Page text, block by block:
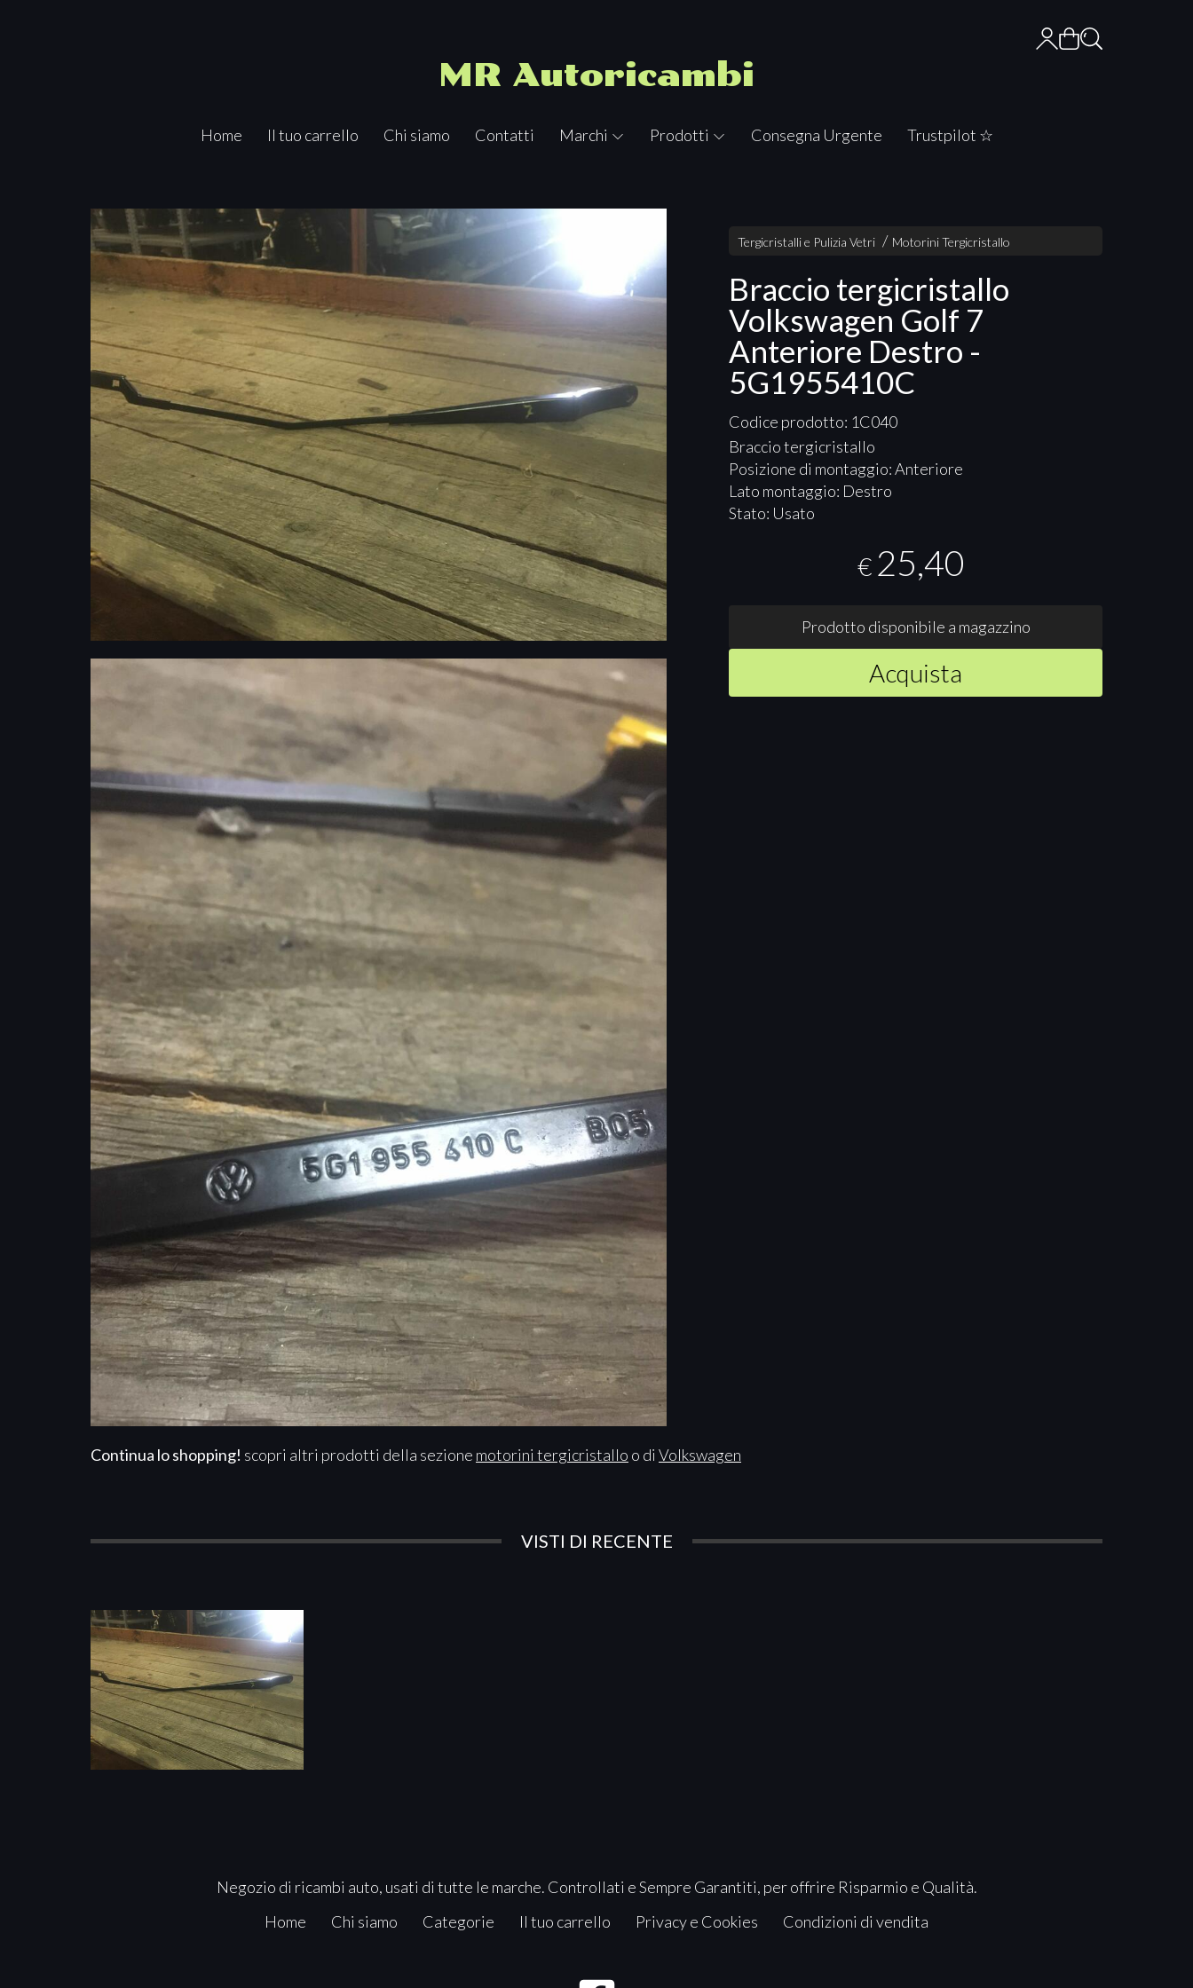
MR Autoricambi
Home Il tuo carrello Chi siamo Contatti Marchi Prodotti Consegna Urgente Trustpilot ☆
Tergicristalli e Pulizia Vetri Motorini Tergicristallo
Braccio tergicristallo
Volkswagen Golf 7
Anteriore Destro -
5G1955410C
Codice prodotto: 1C040
Braccio tergicristallo
Posizione di montaggio: Anteriore
Lato montaggio: Destro
Stato: Usato
€ 25,40
Prodotto disponibile a magazzino
Acquista
Continua lo shopping! scopri altri prodotti della sezione motorini tergicristallo o di Volkswagen
VISTI DI RECENTE
Negozio di ricambi auto, usati di tutte le marche. Controllati e Sempre Garantiti, per offrire Risparmio e Qualità.
Home
Chi siamo Categorie Il tuo carrello Privacy e Cookies Condizioni di vendita